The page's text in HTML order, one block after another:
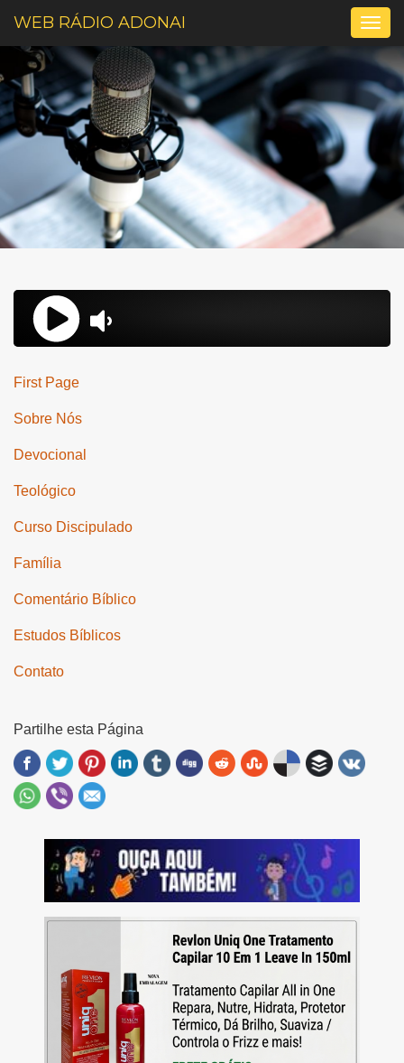
WEB RÁDIO ADONAI
First Page
Sobre Nós
Devocional
Teológico
Curso Discipulado
Família
Comentário Bíblico
Estudos Bíblicos
Contato
Partilhe esta Página